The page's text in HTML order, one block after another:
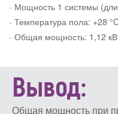
Мощность 1 системы
Температура пола: +28
Общая мощность: 1,12
Вывод:
Общая мощность при